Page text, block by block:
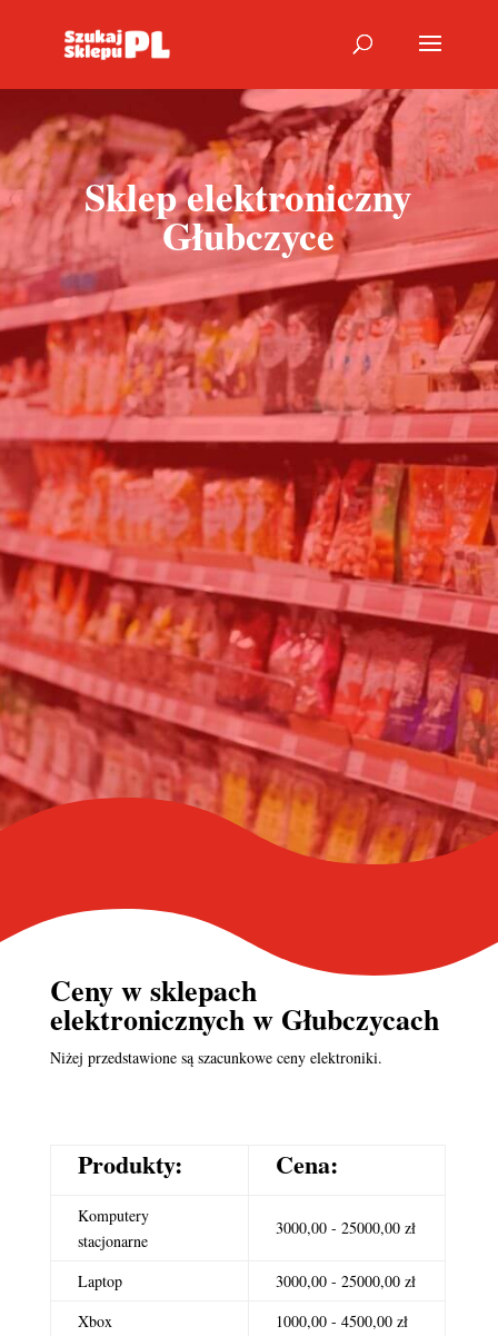
Sklep elektroniczny
Głubczyce
Ceny wsklepach
elektronicznychw Głubczycach
Niżej przedstawione są szacunkowe ceny elektroniki.
Produkty: Cena:
Komputery
stacjonarne
3000,00 - 25000,00 zł
Laptop
3000,00 - 25000,00 zł
Xbox
1000,00 - 4500,00 zł